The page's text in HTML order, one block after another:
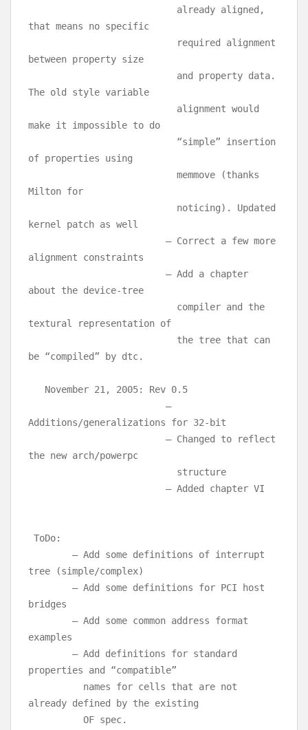
already aligned,
that means no specific
required alignment
between property size
and property data.
The old style variable
alignment would
make it impossible to do
“simple” insertion
of properties using
memmove (thanks
Milton for
noticing). Updated
kernel patch as well
– Correct a few more
alignment constraints
– Add a chapter
about the device-tree
compiler and the
textural representation of
the tree that can
be “compiled” by dtc.
November 21, 2005: Rev 0.5
–
Additions/generalizations for 32-bit
– Changed to reflect
the new arch/powerpc
structure
– Added chapter VI
ToDo:
– Add some definitions of interrupt
tree (simple/complex)
– Add some definitions for PCI host
bridges
– Add some common address format
examples
– Add definitions for standard
properties and “compatible”
names for cells that are not
already defined by the existing
OF spec.